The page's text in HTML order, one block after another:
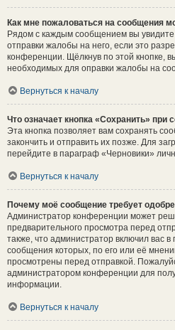
Как мне пожаловаться на сообщения
Рядом с каждым сообщением вы увидите
отправки жалобы на него, если это
конференции. Щёлкнув по этой кнопке,
необходимых для оправки жалобы на
Вернуться к началу
Что означает кнопка «Сохранить» при
Эта кнопка позволяет вам сохранять
закончить и отправить их позже. Для
перейдите в параграф «Черновики»
Вернуться к началу
Почему моё сообщение требует
Администратор конференции может
предварительного просмотра перед
также, что администратор включил вас в
сообщения которых, по его или её
просмотрены перед отправкой.
администратором конференции для
информации.
Вернуться к началу